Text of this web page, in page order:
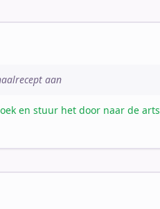
aan
en stuur het door naar de arts